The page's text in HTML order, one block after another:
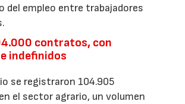
del empleo entre trabajadores
contratos, con
indefinidos
se registraron 104.905
el sector agrario, un volumen